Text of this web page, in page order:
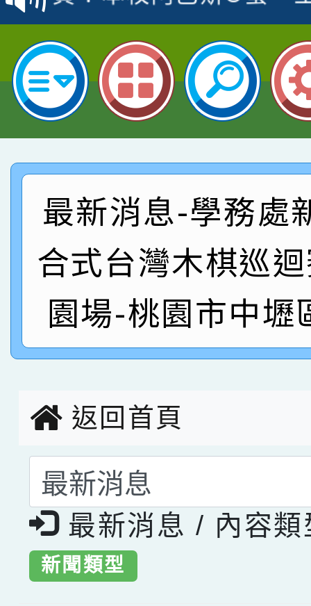
名
倩參加桃園市科展 國
名 指導老師王老師、
賀！本校四年二班張O
園市英語競賽國小朗讀
指導老師林老師
賀！本校參加桃園市中
賽 劉文瑛教師榮獲教
臺灣台語-第二名
賀！本校參與2026世
市賽榮獲科學小創客佳
創客第三名。
賀！本校參加桃園市中
賽 洪綺君教師榮獲社
名
賀！本校阿巴斯O蜜、
倩參加桃園市科展 國
名 指導老師王老師、
賀！本校四年二班張O
園市英語競賽國小朗讀
指導老師林老師
賀！本校參加桃園市中
賽 劉文瑛教師榮獲教
臺灣台語-第二名
賀！本校參與2026世
市賽榮獲科學小創客佳
最新消息-學務處
合式台灣木棋巡
園場-桃園市中壢
返回首頁
選擇後頁面內容會更
最新消息 / 內容類
新聞類型